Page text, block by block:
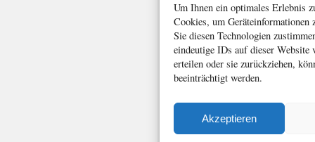
Um Ihnen ein optimales Erlebnis
Cookies, um Geräteinformationen
Sie diesen Technologien
eindeutige IDs auf dieser
erteilen oder sie zurückziehen,
beeinträchtigt werden.
Akzeptieren